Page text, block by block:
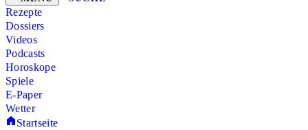
Rezepte
Dossiers
Videos
Podcasts
Horoskope
Spiele
E-Paper
Wetter
Startseite